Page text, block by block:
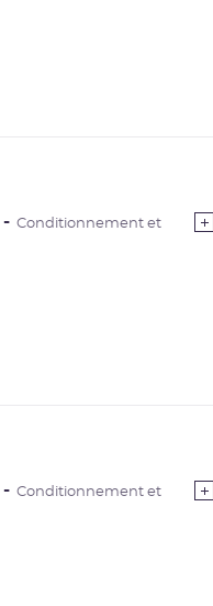
Conditionnement et
Conditionnement et